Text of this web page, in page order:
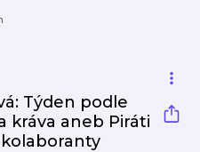
Týden podle
kráva aneb Piráti